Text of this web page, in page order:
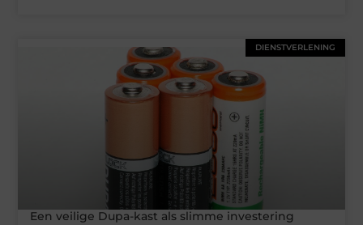
DIENSTVERLENING
Een veilige Dupa-kast als slimme investering